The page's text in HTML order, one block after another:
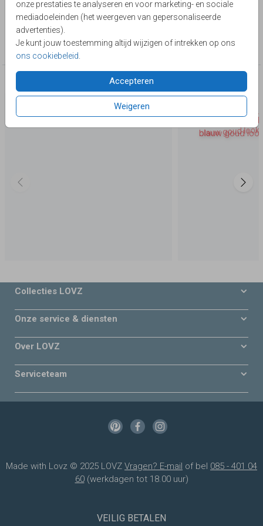
onze prestaties te analyseren en voor marketing- en sociale
mediadoeleinden (het weergeven van gepersonaliseerde
advertenties).
Je kunt jouw toestemming altijd wijzigen of intrekken op ons
ons cookiebeleid
Accepteren
Weigeren
Lievez
Collectie
40 jaar getrouwd
Deze producten zijn wellicht ook iets voor je
Collecties LOVZ
Onze service & diensten
Over LOVZ
Serviceteam
Made with Lovz © 2025 LOVZ Vragen? E-mail of bel 085 - 401 04
60(werkdagen tot 18.00 uur)
VEILIG BETALEN